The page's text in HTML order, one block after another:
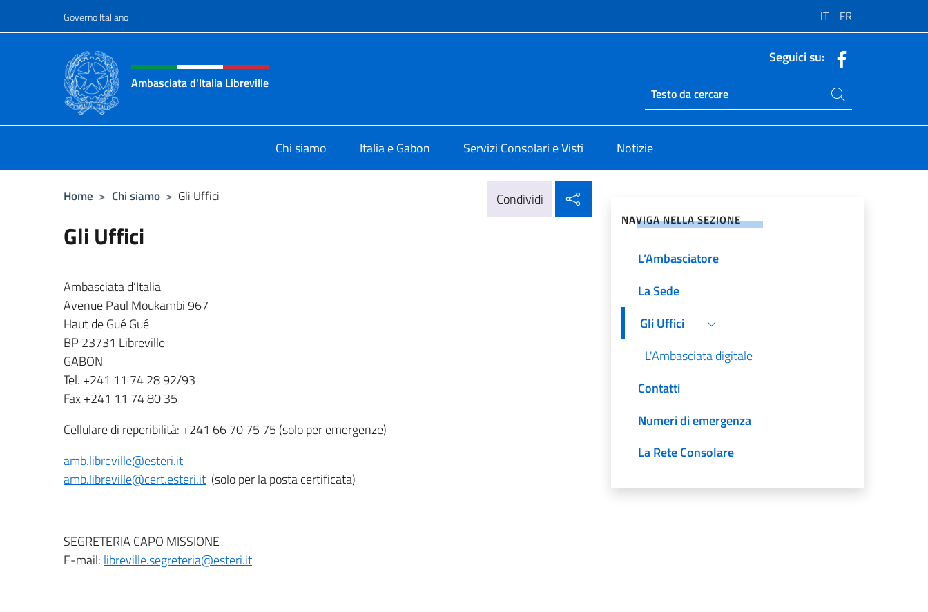
Governo Italiano IT FR
Intestazione sito, social e menù
Ambasciata d'Italia Libreville
Seguici su:
Ricerca sito live
Cerca nel sito
Chi siamo Italia e Gabon Servizi Consolari e Visti Notizie
Home > Chi siamo > Gli Uffici Condividi
Gli Uffici
Ambasciata d’Italia
Avenue Paul Moukambi 967
Haut de Gué Gué
BP 23731 Libreville
GABON
Tel. +241 11 74 28 92/93
Fax +241 11 74 80 35
Cellulare di reperibilità: +241 66 70 75 75 (solo per emergenze)
amb.libreville@esteri.it
amb.libreville@cert.esteri.it (solo per la posta certificata)
SEGRETERIA CAPO MISSIONE
E-mail: libreville.segreteria@esteri.it
NAVIGA NELLA SEZIONE
L’Ambasciatore
La Sede
Gli Uffici
L'Ambasciata digitale
Contatti
Numeri di emergenza
La Rete Consolare